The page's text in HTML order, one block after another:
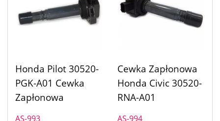
Honda Pilot 30520-
PGK-A01 Cewka
Zapłonowa
AS-993
Cewka Zapłonowa
Honda Civic 30520-
RNA-A01
AS-994